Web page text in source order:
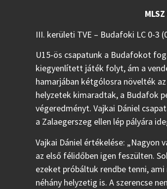
III. kerületi TVE – Budafoki LC 0-3
U15-ös csapatunk a Budafokot
kiegyenlített játék folyt, ám a
hamarjában kétgólosra növelték
helyzetek kimaradtak, a Budafok
végeredményt. Vajkai Dániel
a Zalaegerszeg ellen lép pályára
Vajkai Dániel értékelése:
az első félidőben igen feszülten.
ezeket próbáltuk rendbe tenni,
néhány helyzetig is. A szerencse